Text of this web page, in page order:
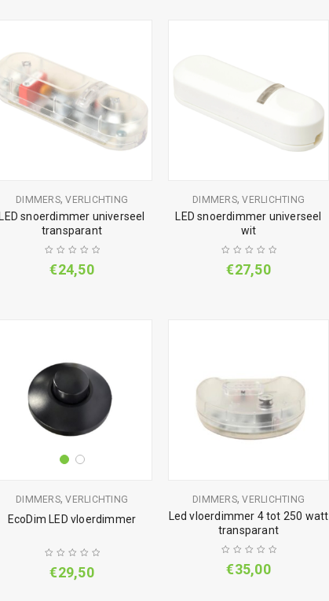
DIMMERS,VERLICHTING
LED snoerdimmer universeel
transparant
€24,50
DIMMERS,VERLICHTING
LED snoerdimmer universeel
wit
€27,50
DIMMERS,VERLICHTING
EcoDim LED vloerdimmer
€29,50
DIMMERS,VERLICHTING
Led vloerdimmer 4 tot 250 watt
transparant
€35,00